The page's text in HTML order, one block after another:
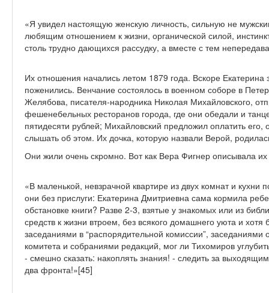
«Я увидел настоящую женскую личность, сильную не
любящим отношением к жизни, органической силой,
столь трудно дающихся рассудку, а вместе с тем
Их отношения начались летом 1879 года. Вскоре
поженились. Венчание состоялось в военном соборе в
Желябова, писателя-народника Николая Михайловского,
фешенебельных ресторанов города, где они обедали и
пятидесяти рублей; Михайловский предложил оплатить
слышать об этом. Их дочка, которую назвали Верой,
Они жили очень скромно. Вот как Вера Фигнер описывала
«В маленькой, невзрачной квартире из двух комнат и
они без прислуги: Екатерина Дмитриевна сама кормила
обстановке книги? Разве 2-3, взятые у знакомых или из
средств к жизни втроем, без всякого домашнего уюта и
заседаниями в “распорядительной комиссии”,
комитета и собраниями редакций, мог ли Тихомиров
- смешно сказать: накоплять знания! - следить за
два фронта!»[45]